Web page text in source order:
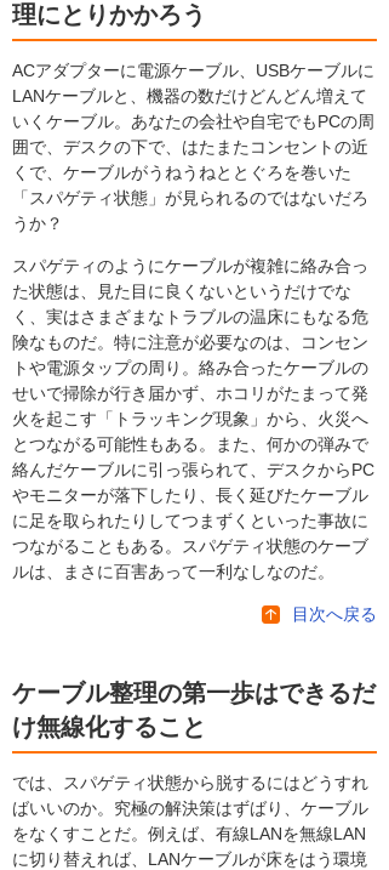
理にとりかかろう
ACアダプターに電源ケーブル、USBケーブルに
LANケーブルと、機器の数だけどんどん増えて
いくケーブル。あなたの会社や自宅でもPCの周
囲で、デスクの下で、はたまたコンセントの近
くで、ケーブルがうねうねととぐろを巻いた
「スパゲティ状態」が見られるのではないだろ
うか？
スパゲティのようにケーブルが複雑に絡み合っ
た状態は、見た目に良くないというだけでな
く、実はさまざまなトラブルの温床にもなる危
険なものだ。特に注意が必要なのは、コンセン
トや電源タップの周り。絡み合ったケーブルの
せいで掃除が行き届かず、ホコリがたまって発
火を起こす「トラッキング現象」から、火災へ
とつながる可能性もある。また、何かの弾みで
絡んだケーブルに引っ張られて、デスクからPC
やモニターが落下したり、長く延びたケーブル
に足を取られたりしてつまずくといった事故に
つながることもある。スパゲティ状態のケーブ
ルは、まさに百害あって一利なしなのだ。
目次へ戻る
ケーブル整理の第一歩はできるだ
け無線化すること
では、スパゲティ状態から脱するにはどうすれ
ばいいのか。究極の解決策はずばり、ケーブル
をなくすことだ。例えば、有線LANを無線LAN
に切り替えれば、LANケーブルが床をはう環境